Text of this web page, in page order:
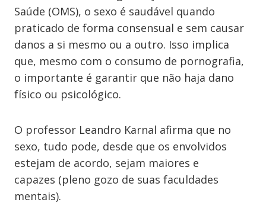
Saúde (OMS), o sexo é saudável quando
praticado de forma consensual e sem causar
danos a si mesmo ou a outro. Isso implica
que, mesmo com o consumo de pornografia,
o importante é garantir que não haja dano
físico ou psicológico.
O professor Leandro Karnal afirma que no
sexo, tudo pode, desde que os envolvidos
estejam de acordo, sejam maiores e
capazes (pleno gozo de suas faculdades
mentais).